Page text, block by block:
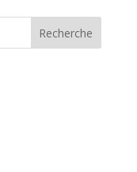
Recherche